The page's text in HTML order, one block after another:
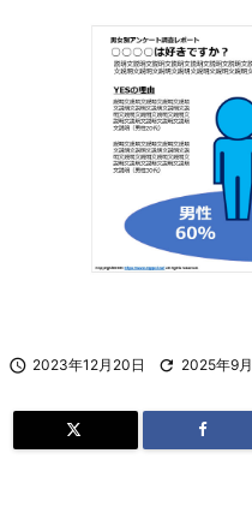
 2023年12月20日  2025年9